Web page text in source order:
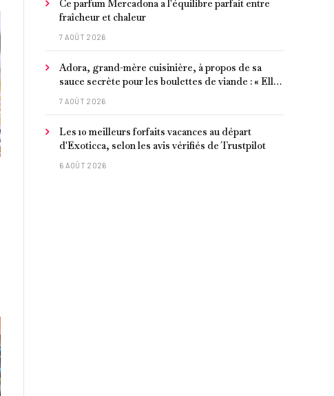
Ce parfum Mercadona a l'équilibre parfait entre
fraîcheur et chaleur
7 AOÛT 2026
Adora, grand-mère cuisinière, à propos de sa
sauce secrète pour les boulettes de viande : « Elle
contient un peu de curcuma, du poivre, une
7 AOÛT 2026
Les 10 meilleurs forfaits vacances au départ
d'Exoticca, selon les avis vérifiés de Trustpilot
6 AOÛT 2026